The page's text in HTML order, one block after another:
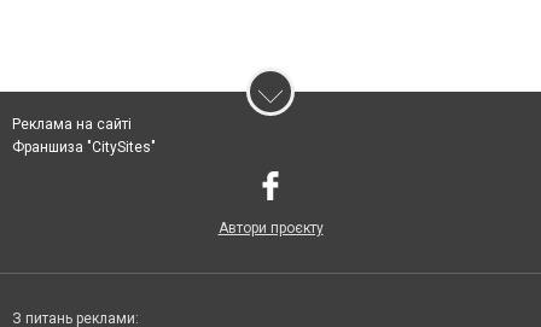
Реклама на сайті
Франшиза "CitySites"
Автори проєкту
З питань реклами: